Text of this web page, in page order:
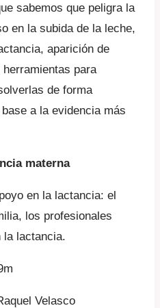
sabemos que peligra la
en la subida de la leche,
aparición de
para
de forma
a la evidencia más
materna
en la lactancia: el
los profesionales
la lactancia.
Velasco